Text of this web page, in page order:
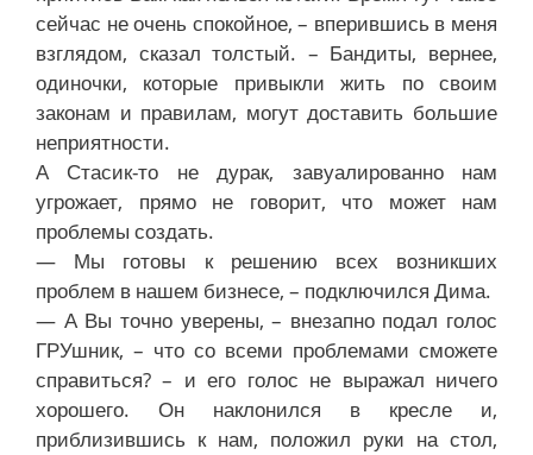
сейчас не очень спокойное, – вперившись в меня
взглядом, сказал толстый. – Бандиты, вернее,
одиночки, которые привыкли жить по своим
законам и правилам, могут доставить большие
неприятности.
А Стасик-то не дурак, завуалированно нам
угрожает, прямо не говорит, что может нам
проблемы создать.
— Мы готовы к решению всех возникших
проблем в нашем бизнесе, – подключился Дима.
— А Вы точно уверены, – внезапно подал голос
ГРУшник, – что со всеми проблемами сможете
справиться? – и его голос не выражал ничего
хорошего. Он наклонился в кресле и,
приблизившись к нам, положил руки на стол,